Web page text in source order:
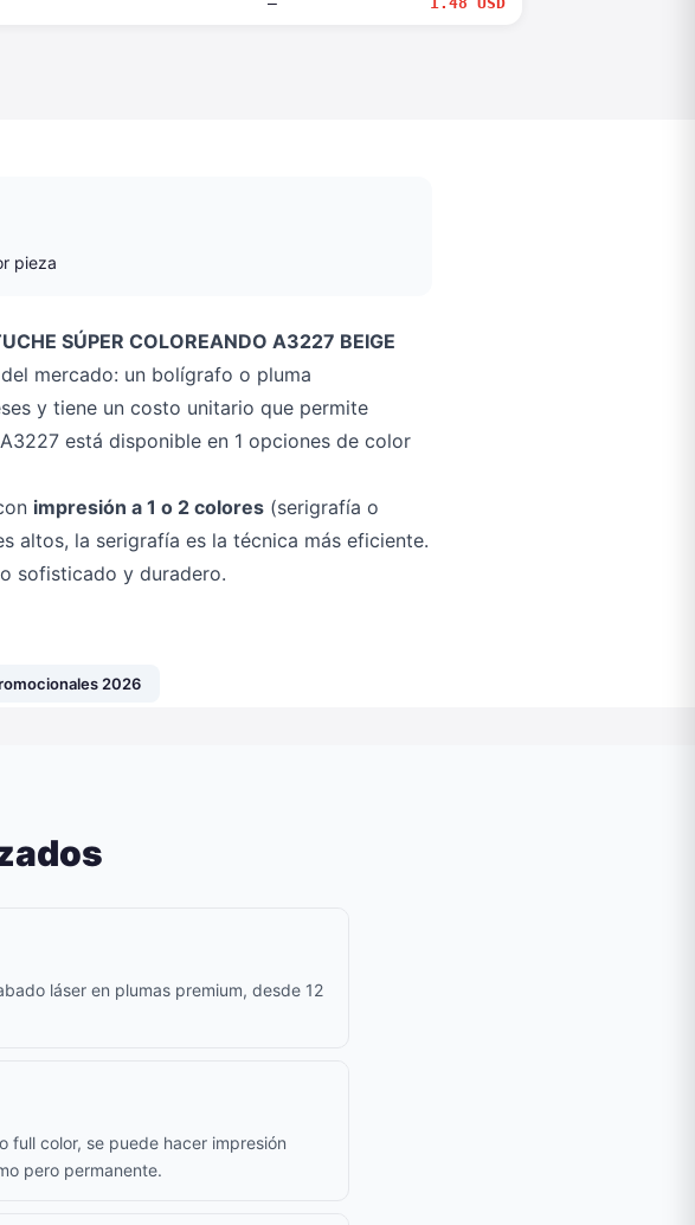
pieza
SÚPER COLOREANDO A3227 BEIGE
mercado: un bolígrafo o pluma
y tiene un costo unitario que permite
está disponible en 1 opciones de color
impresión a 1 o 2 colores (serigrafía o
altos, la serigrafía es la técnica más eficiente.
sofisticado y duradero.
2026
láser en plumas premium, desde 12
full color, se puede hacer impresión
pero permanente.